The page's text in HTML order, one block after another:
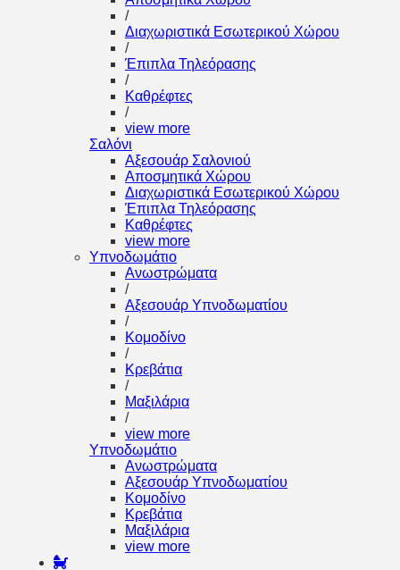
/
Διαχωριστικά Εσωτερικού Χώρου
/
Έπιπλα Τηλεόρασης
/
Καθρέφτες
/
view more
Σαλόνι
Αξεσουάρ Σαλονιού
Αποσμητικά Χώρου
Διαχωριστικά Εσωτερικού Χώρου
Έπιπλα Τηλεόρασης
Καθρέφτες
view more
Υπνοδωμάτιο
Ανωστρώματα
/
Αξεσουάρ Υπνοδωματίου
/
Κομοδίνο
/
Κρεβάτια
/
Μαξιλάρια
/
view more
Υπνοδωμάτιο
Ανωστρώματα
Αξεσουάρ Υπνοδωματίου
Κομοδίνο
Κρεβάτια
Μαξιλάρια
view more